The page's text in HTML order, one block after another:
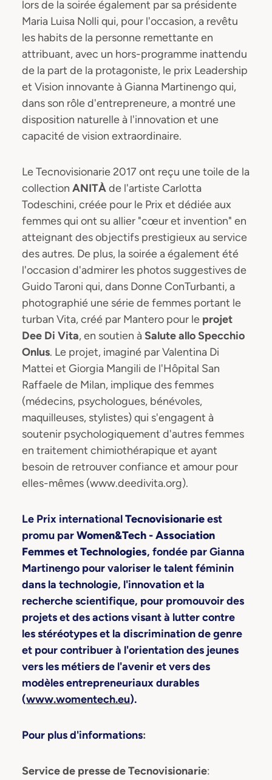
lors de la soirée également par sa présidente
Maria Luisa Nolli qui, pour l'occasion, a revêtu
les habits de la personne remettante en
attribuant, avec un hors-programme inattendu
de la part de la protagoniste, le prix Leadership
et Vision innovante à Gianna Martinengo qui,
dans son rôle d'entrepreneure, a montré une
disposition naturelle à l'innovation et une
capacité de vision extraordinaire.
Le Tecnovisionarie 2017 ont reçu une toile de la
collection ANITÀde l'artiste Carlotta
Todeschini, créée pour le Prix et dédiée aux
femmes qui ont su allier "cœur et invention" en
atteignant des objectifs prestigieux au service
des autres. De plus, la soirée a également été
l'occasion d'admirer les photos suggestives de
Guido Taroni qui, dans Donne ConTurbanti, a
photographié une série de femmes portant le
turban Vita, créé par Mantero pour le projet
Dee Di Vita, en soutien à Salute allo Specchio
Onlus. Le projet, imaginé par Valentina Di
Mattei et Giorgia Mangili de l'Hôpital San
Raffaele de Milan, implique des femmes
(médecins, psychologues, bénévoles,
maquilleuses, stylistes) qui s'engagent à
soutenir psychologiquement d'autres femmes
en traitement chimiothérapique et ayant
besoin de retrouver confiance et amour pour
elles-mêmes (www.deedivita.org).
Le Prix internationalTecnovisionarieest
promu parWomen&Tech - Association
Femmes et Technologies, fondée par Gianna
Martinengo pour valoriser le talent féminin
dans la technologie, l'innovation et la
recherche scientifique, pour promouvoir des
projets et des actions visant à lutter contre
les stéréotypes et la discrimination de genre
et pour contribuer à l'orientation des jeunes
vers les métiers de l'avenir et vers des
modèles entrepreneuriaux durables
(www.womentech.eu).
Pour plus d'informations:
Service de presse de Tecnovisionarie: